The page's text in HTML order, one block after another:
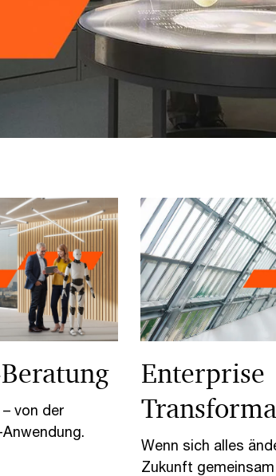
von der
Enterprise
Wenn sich alles
Zukunft gemeinsam